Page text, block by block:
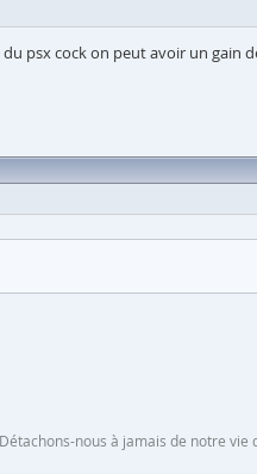
psx cock on peut avoir un gain
nous à jamais de notre vie